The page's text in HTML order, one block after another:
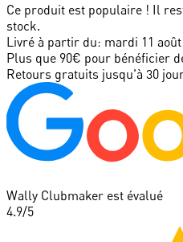
Ce produit est populaire ! Il
stock.
Livré à partir du: mardi 11 août
Plus que 90€ pour bénéficier
Retours gratuits jusqu'à 30
Wally Clubmaker est évalué
4.9/5